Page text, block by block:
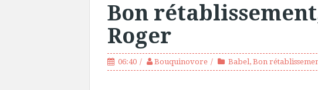
Bon
Roger
06:40 Bouquinovore Babel, Bon